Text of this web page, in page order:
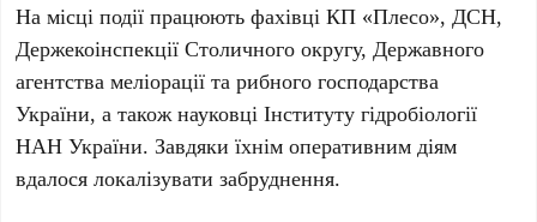
На місці події працюють фахівціКП «Плесо»,ДСН,
Держекоінспекції Столичного округу,Державного
агентства меліорації та рибного господарства
України, а також науковціІнституту гідробіології
НАН України. Завдяки їхнім оперативним діям
вдалося локалізувати забруднення.